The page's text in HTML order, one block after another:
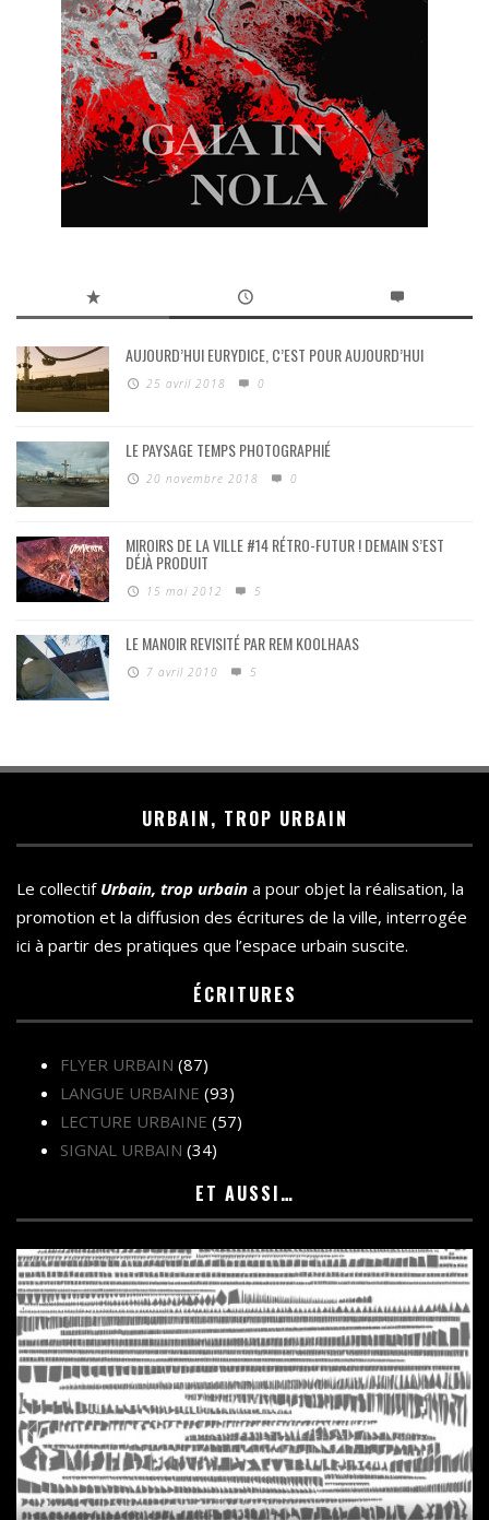
AUJOURD’HUI EURYDICE, C’EST POUR AUJOURD’HUI
25 avril 2018 0
LE PAYSAGE TEMPS PHOTOGRAPHIÉ
20 novembre 2018 0
MIROIRS DE LA VILLE #14 RÉTRO-FUTUR ! DEMAIN S’EST
DÉJÀ PRODUIT
15 mai 2012 5
LE MANOIR REVISITÉ PAR REM KOOLHAAS
7 avril 2010 5
URBAIN, TROP URBAIN
Le collectif Urbain, trop urbain a pour objet la réalisation, la
promotion et la diffusion des écritures de la ville, interrogée
ici à partir des pratiques que l’espace urbain suscite.
ÉCRITURES
FLYER URBAIN (87)
LANGUE URBAINE (93)
LECTURE URBAINE (57)
SIGNAL URBAIN (34)
ET AUSSI…